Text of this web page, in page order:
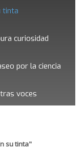
tinta
curiosidad
por la ciencia
voces
su tinta"